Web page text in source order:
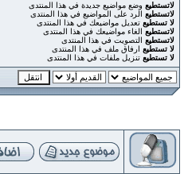
لاتستطيع وضع مواضيع جديدة في هذا المنتدى
لاتستطيع الرد على المواضيع في هذا المنتدى
لا تستطيع تعديل مواضيعك في هذا المنتدى
لاتستطيع الغاء مواضيعك في هذا المنتدى
لاتستطيع التصويت في هذا المنتدى
لا تستطيع ارفاق ملف في هذا المنتدى
لا تستطيع تنزيل ملفات في هذا المنتدى